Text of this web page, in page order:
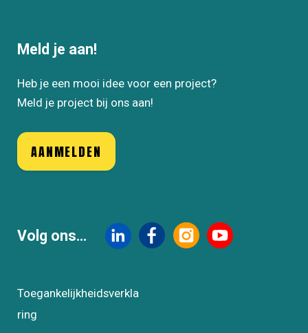
Meld je aan!
Heb je een mooi idee voor een project?
Meld je project bij ons aan!
AANMELDEN
Volg ons...
Toegankelijkheidsverkla
ring